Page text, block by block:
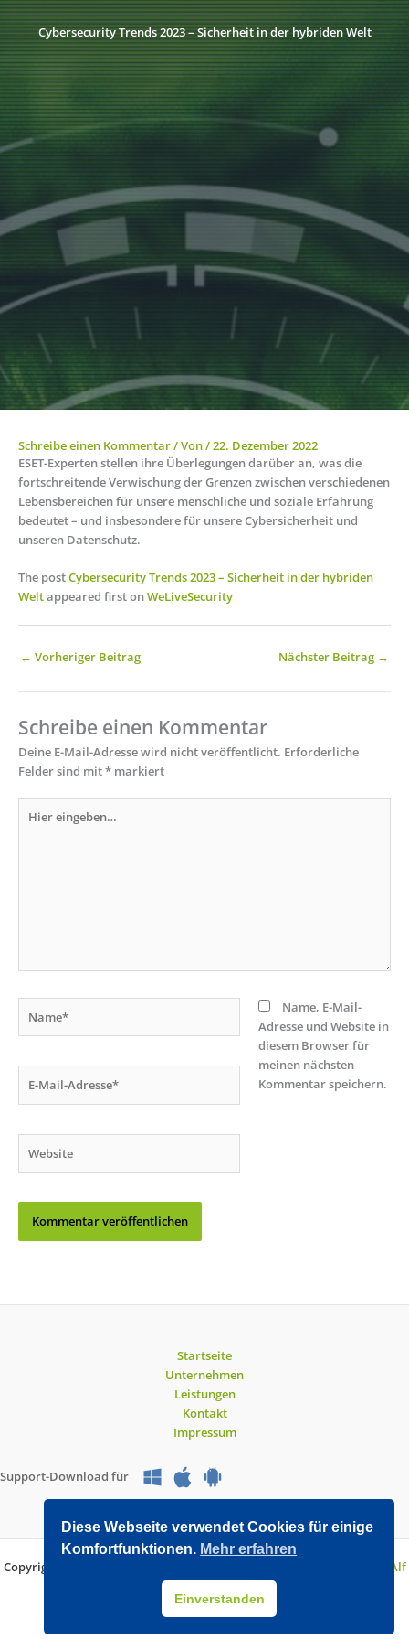
Cybersecurity Trends 2023 – Sicherheit in der hybriden Welt
Schreibe einen Kommentar/ Von/22. Dezember 2022
ESET-Experten stellen ihre Überlegungen darüber an, was die
fortschreitende Verwischung der Grenzen zwischen verschiedenen
Lebensbereichen für unsere menschliche und soziale Erfahrung
bedeutet – und insbesondere für unsere Cybersicherheit und
unseren Datenschutz.
The postCybersecurity Trends 2023 – Sicherheit in der hybriden
Weltappeared first onWeLiveSecurity
← Vorheriger Beitrag Nächster Beitrag →
Schreibe einen Kommentar
Deine E-Mail-Adresse wird nicht veröffentlicht. Erforderliche
Felder sind mit* markiert
eingeben…
Mail-
Name, E-Mail-
Adresse und Website in
diesem Browser für
meinen nächsten
Kommentar speichern.
Startseite
Unternehmen
Leistungen
Kontakt
Impressum
Support-Download für
Copyright © 2026 O&V DATEC GmbH | Entwickelt mit WordPress von
Alf
Drollinger
Diese Webseite verwendet Cookies für einige
Komfortfunktionen. Mehr erfahren
Einverstanden